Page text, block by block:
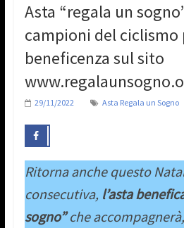
Asta “regala un
campioni del ciclismo
beneficenza sul sito
29/11/2022 Asta Regala un Sogno
Ritorna anche questo
consecutiva, l’asta
sogno”che